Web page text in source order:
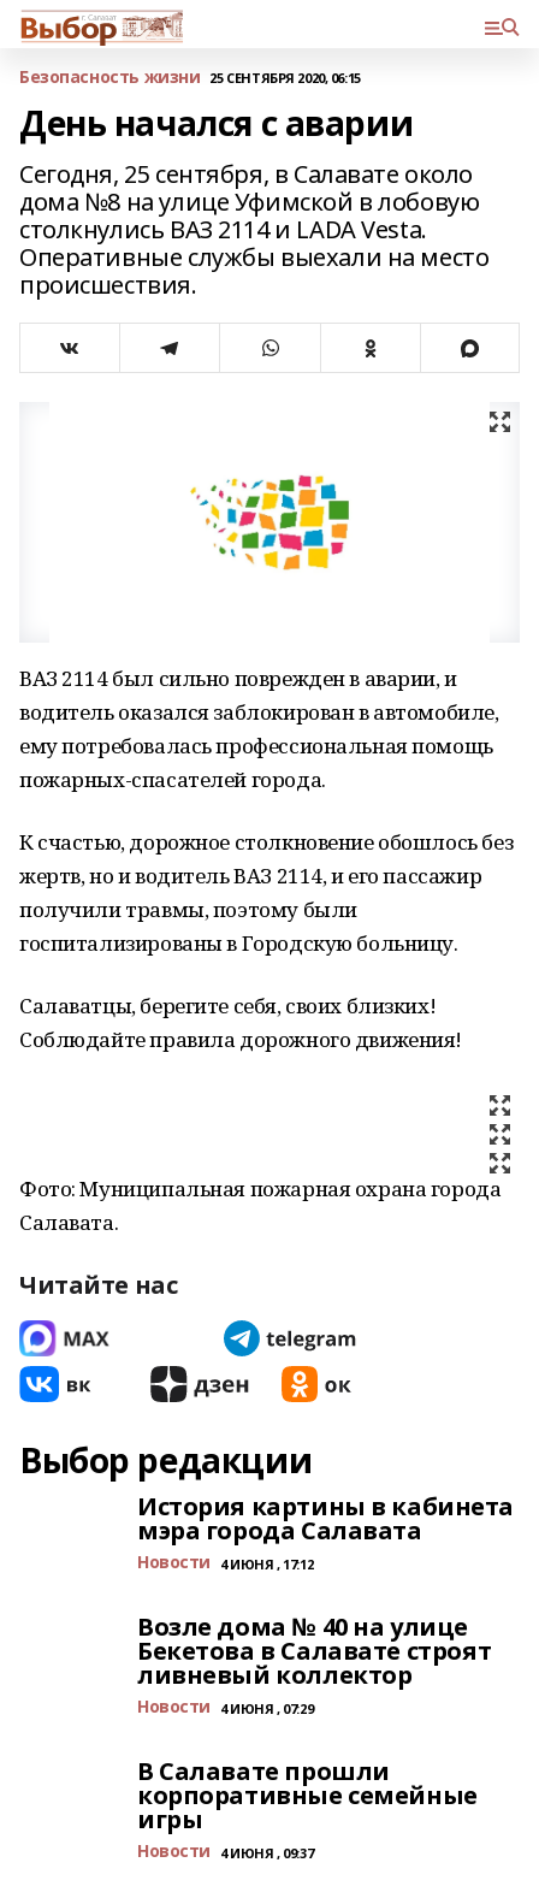
Безопасность жизни 25 СЕНТЯБРЯ 2020, 06:15
День начался с аварии
Сегодня, 25 сентября, в Салавате около
дома №8 на улице Уфимской в лобовую
столкнулись ВАЗ 2114 и LADA Vesta.
Оперативные службы выехали на место
происшествия.
ВАЗ 2114 был сильно поврежден в аварии, и
водитель оказался заблокирован в автомобиле,
ему потребовалась профессиональная помощь
пожарных-спасателей города.
К счастью, дорожное столкновение обошлось без
жертв, но и водитель ВАЗ 2114, и его пассажир
получили травмы, поэтому были
госпитализированы в Городскую больницу.
Салаватцы, берегите себя, своих близких!
Соблюдайте правила дорожного движения!
Фото: Муниципальная пожарная охрана города
Салавата.
Читайте нас
Выбор редакции
История картины в кабинета
мэра города Салавата
Новости 4 ИЮНЯ , 17:12
Возле дома № 40 на улице
Бекетова в Салавате строят
ливневый коллектор
Новости 4 ИЮНЯ , 07:29
В Салавате прошли
корпоративные семейные
игры
Новости 4 ИЮНЯ , 09:37